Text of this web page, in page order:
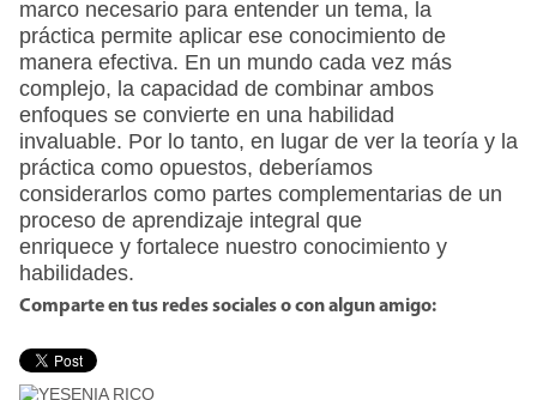
marco necesario para entender un tema, la
práctica permite aplicar ese conocimiento de
manera efectiva. En un mundo cada vez más
complejo, la capacidad de combinar ambos
enfoques se convierte en una habilidad
invaluable. Por lo tanto, en lugar de ver la teoría y la
práctica como opuestos, deberíamos
considerarlos como partes complementarias de un
proceso de aprendizaje integral que
enriquece y fortalece nuestro conocimiento y
habilidades.
Comparte en tus redes sociales o con algun amigo: